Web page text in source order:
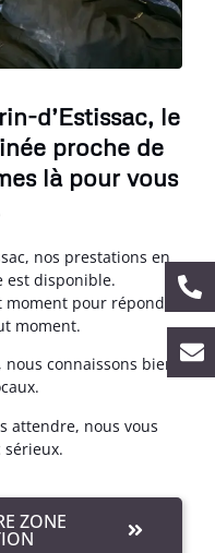
d’Estissac, le
proche de
là pour vous
nos prestations en
est disponible.
pour répondre
moment.
nous connaissons bien
attendre, nous vous
sérieux.
ZONE